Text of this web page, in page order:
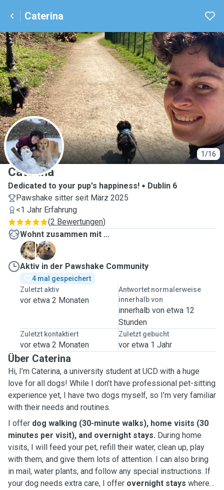
Caterina
1/16
C
Caterina
Dedicated to your pup's happiness!
Dublin 6
Pawshake sitter seit März 2025
<1 Jahr Erfahrung
(2 Bewertungen)
Wohnt zusammen mit ...
A
M
Aktiv in der Pawshake Community
4 mal gespeichert
Zuletzt aktiv
vor etwa 2 Monaten
Antwortet normalerweise
innerhalb von
innerhalb von etwa 12
Stunden
Zuletzt kontaktiert
vor etwa 2 Monaten
Zuletzt gebucht
vor etwa 1 Jahr
Über Caterina
Hi, I’m Caterina, a university student at UCD with a huge
love for all dogs! While I don’t have professional pet-sitting
experience yet, I have two dogs myself, so I’m very familiar
with their needs and routines.
I offer dog walking (30-minute walks), home visits (30
minutes per visit), and overnight stays. During home
visits, I will feed your pet, refill their water, clean up, play
with them, and give them lots of attention. I can also bring
in mail, water plants, and follow any special instructions. If
your dog needs extra care, I offer overnight stays where I